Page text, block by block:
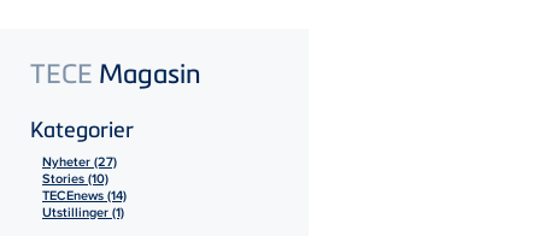
TECE Magasin
Kategorier
Nyheter (27)
Stories (10)
TECEnews (14)
Utstillinger (1)